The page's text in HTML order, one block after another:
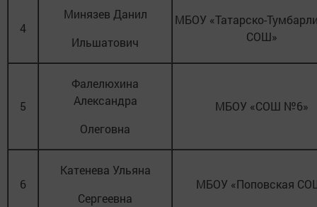
4
Минязев Данил
Ильшатович
МБОУ «Татарско-
СОШ»
5
Фалелюхина
Александра
Олеговна
МБОУ «СОШ №6»
6
Катенева Ульяна
Сергеевна
МБОУ «Поповская